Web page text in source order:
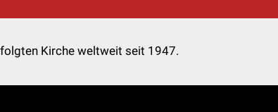
Kirche weltweit seit 1947.